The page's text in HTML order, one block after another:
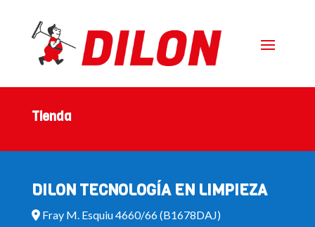
Tienda
DILON TECNOLOGÍA EN LIMPIEZA
Fray M. Esquiu 4660/66 (B1678DAJ)